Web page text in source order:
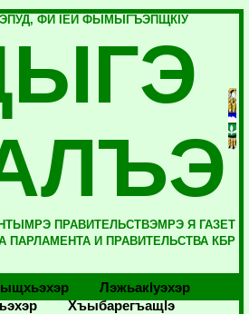
ФИ IЕЙ ФЫМЫГЪЭПЩКIУ
ПРАВИТЕЛЬСТВЭМРЭ Я ГАЗЕТ
ПАРЛАМЕНТА И ПРАВИТЕЛЬСТВА КБР
Лэжьакlуэхэр
Хъыбарегъащlэ